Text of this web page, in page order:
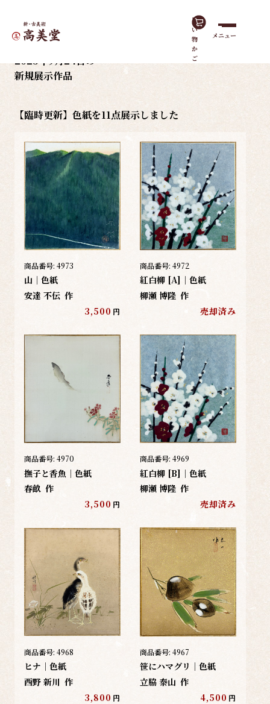
買
い
物
か
ご
メニュー
ホーム展示情報 【臨時更新】色紙を11点展示しました
2025年9月24日の
新規展示作品
【臨時更新】色紙を11点展示しました
商品番号: 4973
山｜色紙
安達 不伝 作
3,500 円
商品番号: 4972
紅白柳 [A]｜色紙
柳瀬 博隆 作
売却済み
商品番号: 4970
撫子と香魚｜色紙
春畝 作
3,500 円
商品番号: 4969
紅白柳 [B]｜色紙
柳瀬 博隆 作
売却済み
商品番号: 4968
ヒナ｜色紙
西野 新川 作
3,800 円
商品番号: 4967
笹にハマグリ｜色紙
立脇 泰山 作
4,500 円